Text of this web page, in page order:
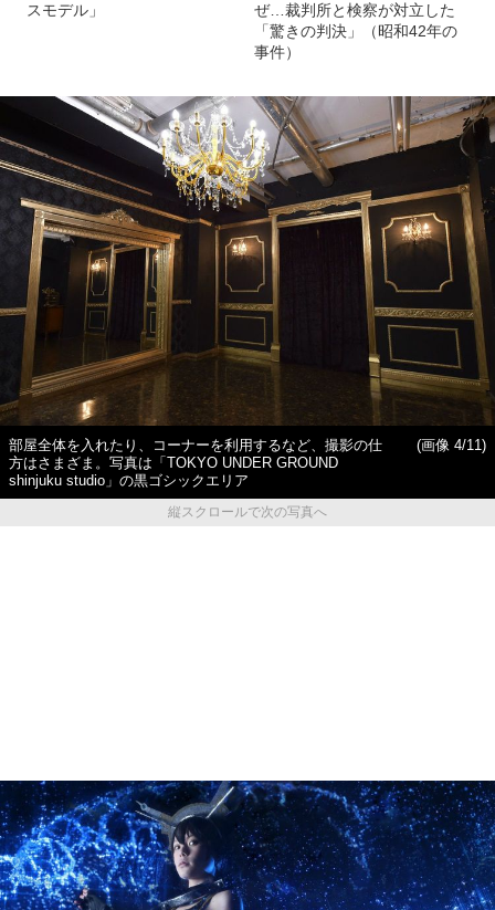
スモデル」
ぜ…裁判所と検察が対立した
「驚きの判決」（昭和42年の
事件）
部屋全体を入れたり、コーナーを利用するなど、撮影の仕
方はさまざま。写真は「TOKYO UNDER GROUND
shinjuku studio」の黒ゴシックエリア
(画像 4/11)
縦スクロールで次の写真へ